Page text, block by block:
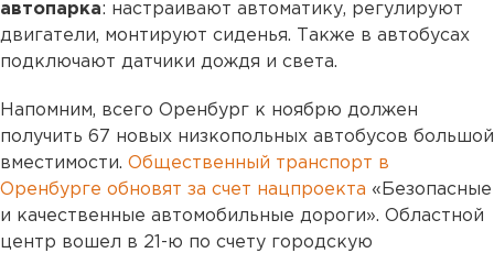
автопарка: настраивают автоматику, регулируют
двигатели, монтируют сиденья. Также в автобусах
подключают датчики дождя и света.
Напомним, всего Оренбург к ноябрю должен
получить 67 новых низкопольных автобусов большой
вместимости. Общественный транспорт в
Оренбурге обновят за счет нацпроекта «Безопасные
и качественные автомобильные дороги». Областной
центр вошел в 21-ю по счету городскую